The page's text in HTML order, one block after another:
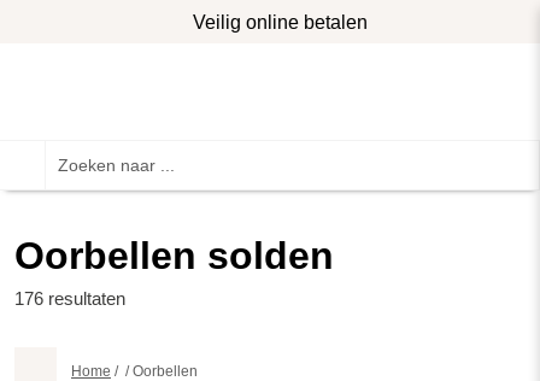
Veilig online betalen
Oorbellen solden
176 resultaten
Home / / Oorbellen